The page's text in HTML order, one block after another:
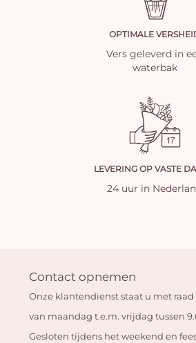
OPTIMALE
Vers geleverd in
waterbak
LEVERING OP VASTE
24 uur in
Contact opnemen
Onze klantendienst staat u met
van maandag t.e.m. vrijdag tussen
Gesloten tijdens het weekend en